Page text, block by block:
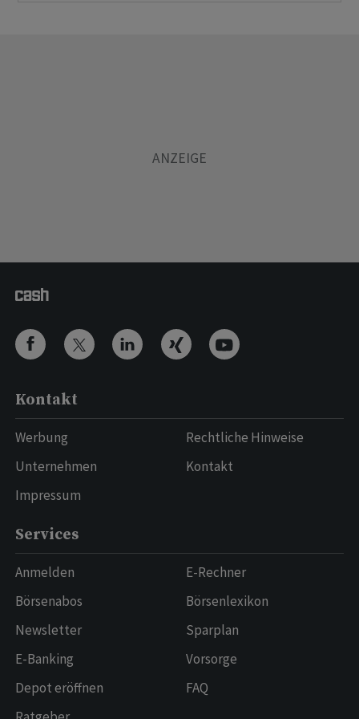
Kontakt
Werbung
Unternehmen
Impressum
Rechtliche Hinweise
Kontakt
Services
Anmelden
Börsenabos
Newsletter
E-Banking
Depot eröffnen
E-Rechner
Börsenlexikon
Sparplan
Vorsorge
FAQ